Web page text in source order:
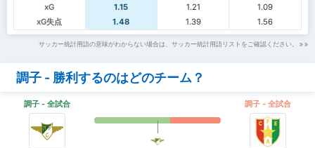
xG
1.15 1.21
1.09
xG失点
1.48 1.39 1.56
サッカー統計用語の意味がわからない場合は、サッカー統計用語リストをご確認ください。
調子 - 勝利するのはどのチーム？
調子 - 全試合 調子 - 全試合